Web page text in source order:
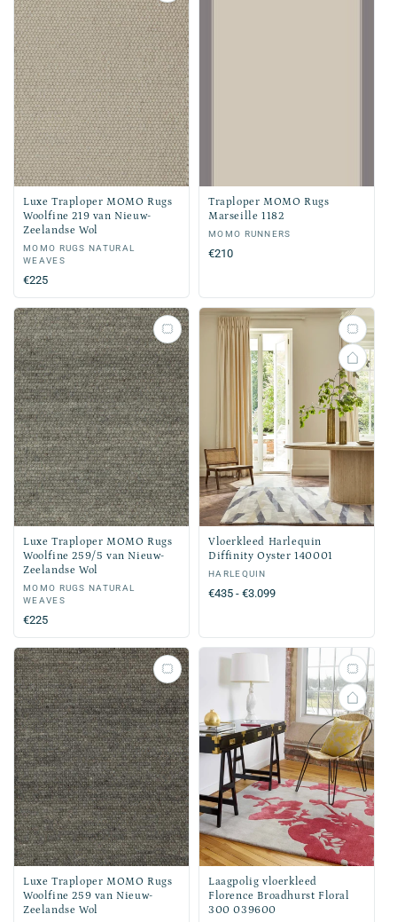
Luxe Traploper MOMO Rugs
Woolfine 219 van Nieuw-
Zeelandse Wol
Verkoper:
MOMO RUGS NATURAL
WEAVES
Normale
prijs
€225
Traploper MOMO Rugs
Marseille 1182
Verkoper:
MOMO RUNNERS
Normale
€210
Luxe Traploper MOMO Rugs
Woolfine 259/5 van Nieuw-
Zeelandse Wol
Verkoper:
MOMO RUGS NATURAL
WEAVES
Normale
prijs
€225
Vloerkleed Harlequin
Diffinity Oyster 140001
Verkoper:
HARLEQUIN
Normale
€435 - €3.099
Luxe Traploper MOMO Rugs
Woolfine 259 van Nieuw-
Zeelandse Wol
Laagpolig vloerkleed
Florence Broadhurst Floral
300 039600